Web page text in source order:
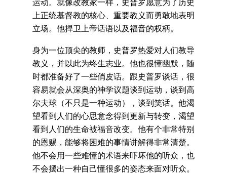
运动。就像改教家一样，史普罗愿意为了历史
上正统基督教的核心、重要教义而勇敢地表明
立场。他捍卫上帝话语以及福音的权柄。
身为一位顶尖的教师，史普罗热爱对人们教导
教义，并以此为终生志业。他也很懂幽默，随
时都准备好了一些俏皮话。跟史普罗谈话，很
容易就会从深奥的神学议题谈到运动，谈到高
尔夫球（不只是一种运动），谈到笑话。他渴
望看到人们的心思意念得到更新与转变，渴望
看到人们的生命被福音改变。他有个非常特别
的恩赐，能够将困难的事情讲解得非常清楚。
他不会用一些难懂的术语来吓坏他的听众，也
不会摆出一种自己懂很多的姿态来面对听众。